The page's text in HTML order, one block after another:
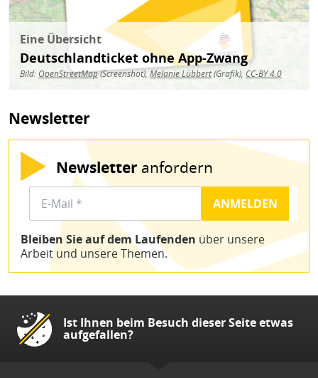
Eine Übersicht
Deutschlandticket ohne App-Zwang
Bild: OpenStreetMap(Screenshot),Melanie Lübbert(Grafik), CC-BY 4.0
Newsletter
Newsletter anfordern
Bleiben Sie auf dem Laufenden über unsere
Arbeit und unsere Themen.
Ist Ihnen beim Besuch dieser Seite etwas
aufgefallen?